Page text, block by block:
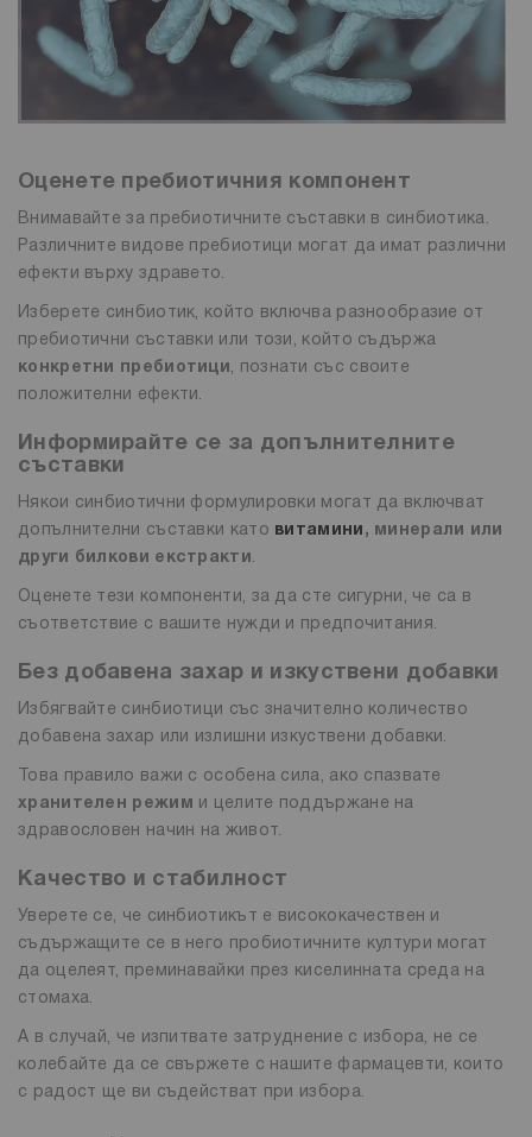
Оценете пребиотичния компонент
Внимавайте за пребиотичните съставки в синбиотика.
Различните видове пребиотици могат да имат различни
ефекти върху здравето.
Изберете синбиотик, който включва разнообразие от
пребиотични съставки или този, който съдържа
конкретни пребиотици , познати със своите
положителни ефекти.
Информирайте се за допълнителните
съставки
Някои синбиотични формулировки могат да включват
допълнителни съставки като
витамини , минерали или
други билкови екстракти .
Оценете тези компоненти, за да сте сигурни, че са в
съответствие с вашите нужди и предпочитания.
Без добавена захар и изкуствени добавки
Избягвайте синбиотици със значително количество
добавена захар или излишни изкуствени добавки.
Това правило важи с особена сила, ако спазвате
хранителен режим
и целите поддържане на
здравословен начин на живот.
Качество и стабилност
Уверете се, че синбиотикът е висококачествен и
съдържащите се в него пробиотичните култури могат
да оцелеят, преминавайки през киселинната среда на
стомаха.
А в случай, че изпитвате затруднение с избора, не се
колебайте да се свържете с нашите фармацевти, които
с радост ще ви съдействат при избора.